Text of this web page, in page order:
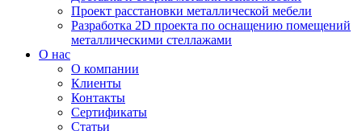
Проект расстановки металлической мебели
Разработка 2D проекта по оснащению помещений
металлическими стеллажами
О нас
О компании
Клиенты
Контакты
Сертификаты
Статьи